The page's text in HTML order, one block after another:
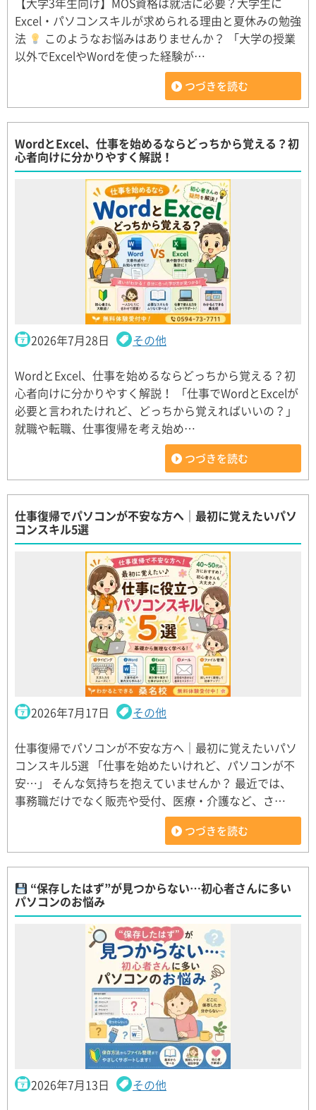
Excel・パソコンスキルが求められる理由と夏休みの勉強
法
このようなお悩みはありませんか？ 「大学の授業
以外でExcelやWordを使った経験が…
つづきを読む
WordとExcel、仕事を始めるならどっちから覚える？初
心者向けに分かりやすく解説！
2026年7月28日 その他
WordとExcel、仕事を始めるならどっちから覚える？初
心者向けに分かりやすく解説！ 「仕事でWordとExcelが
必要と言われたけれど、どっちから覚えればいいの？」
就職や転職、仕事復帰を考え始め…
つづきを読む
仕事復帰でパソコンが不安な方へ｜最初に覚えたいパソ
コンスキル5選
2026年7月17日 その他
仕事復帰でパソコンが不安な方へ｜最初に覚えたいパソ
コンスキル5選 「仕事を始めたいけれど、パソコンが不
安…」 そんな気持ちを抱えていませんか？ 最近では、
事務職だけでなく販売や受付、医療・介護など、さ…
つづきを読む
“保存したはず”が見つからない…初心者さんに多い
パソコンのお悩み
2026年7月13日 その他